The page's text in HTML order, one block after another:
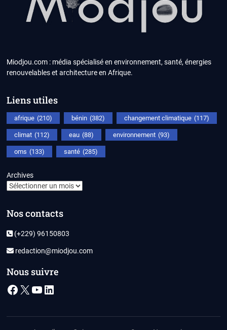
Miodjou.com : média spécialisé en environnement, santé, énergies
renouvelables et architecture en Afrique.
Liens utiles
afrique (210) bénin (382) changement climatique (117)
climat (112) eau (88) environnement (93)
oms (133) santé (285)
Archives
Nos contacts
(+229) 96150803
redaction@miodjou.com
Nous suivre
Facebook
X YouTube
LinkedIn